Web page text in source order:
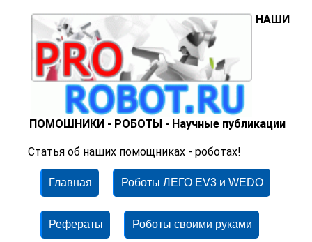
НАШИ
ПОМОШНИКИ - РОБОТЫ - Научные публикации
Статья об наших помощниках - роботах!
Главная Роботы ЛЕГО EV3 и WEDO
Рефераты Роботы своими руками